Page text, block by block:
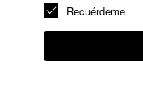
Recuérdeme